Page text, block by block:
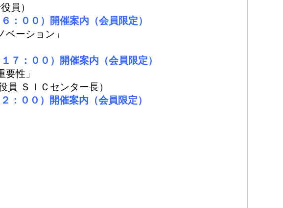
員）
：００）開催案内（会員限定）
ーション」
７：００）開催案内（会員限定）
性」
ＳＩＣセンター長）
００）開催案内（会員限定）